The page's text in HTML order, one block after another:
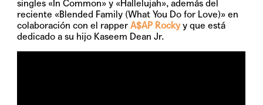
singles «In Common» y «Hallelujah», además del
reciente «Blended Family (What You Do for Love)» en
colaboración con el rapperA$AP Rockyy que está
dedicado a su hijo Kaseem Dean Jr.